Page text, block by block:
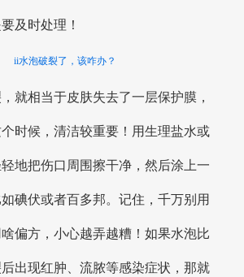
及时处理！
ii水泡破裂了，该咋办？
就相当于皮肤失去了一层保护膜，
时候，清洁较重要！用生理盐水或
地把伤口周围擦干净，然后涂上一
碘伏或者百多邦。记住，千万别用
偏方，小心越弄越糟！如果水泡比
出现红肿、流脓等感染症状，那就